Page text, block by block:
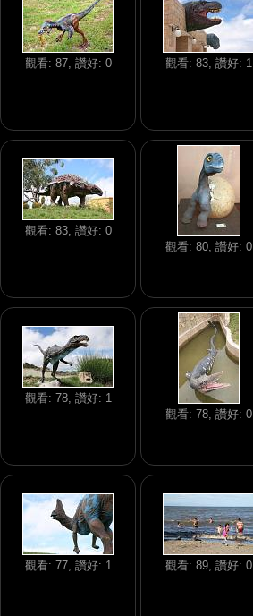
觀看: 87, 讚好: 0 觀看: 83, 讚好: 1
觀看: 83, 讚好: 0
觀看: 80, 讚好: 0
觀看: 78, 讚好: 1
觀看: 78, 讚好: 0
觀看: 77, 讚好: 1 觀看: 89, 讚好: 0